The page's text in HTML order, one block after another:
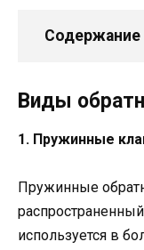
Содержание
Виды
1. Пружинные
Пружинные
используется в